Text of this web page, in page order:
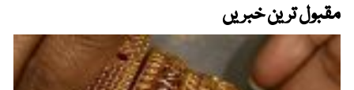
مقبول ترین خبریں